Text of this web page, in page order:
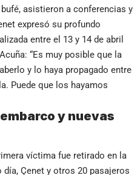
asistieron a conferencias y
expresó su profundo
entre el 13 y 14 de abril
“Es muy posible que la
y lo haya propagado entre
Puede que los hayamos
y nuevas
víctima fue retirado en la
día, Çenet y otros 20 pasajeros